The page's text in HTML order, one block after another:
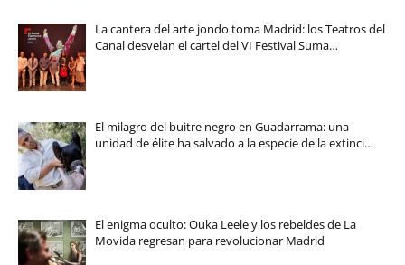
La cantera del arte jondo toma Madrid: los Teatros del
Canal desvelan el cartel del VI Festival Suma…
El milagro del buitre negro en Guadarrama: una
unidad de élite ha salvado a la especie de la extinci…
El enigma oculto: Ouka Leele y los rebeldes de La
Movida regresan para revolucionar Madrid